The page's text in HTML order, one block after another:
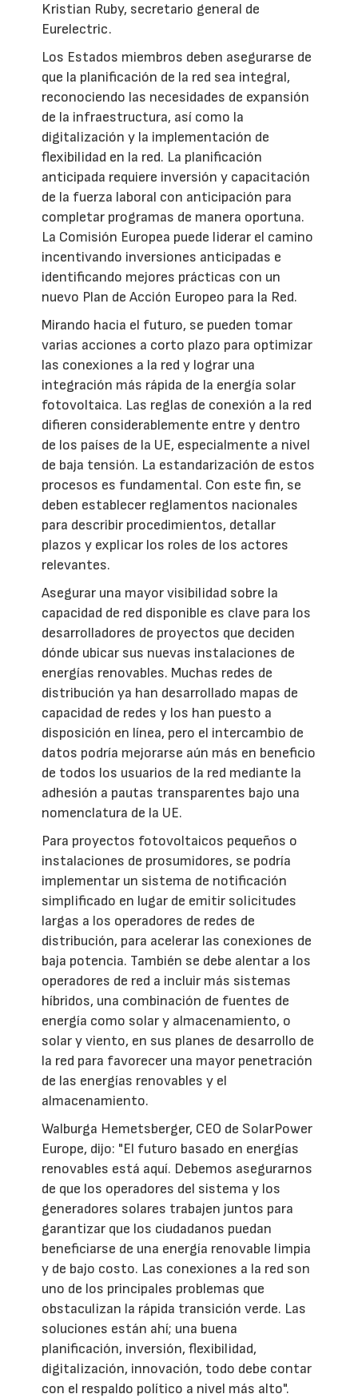
Kristian Ruby, secretario general de
Eurelectric.
Los Estados miembros deben asegurarse de
que la planificación de la red sea integral,
reconociendo las necesidades de expansión
de la infraestructura, así como la
digitalización y la implementación de
flexibilidad en la red. La planificación
anticipada requiere inversión y capacitación
de la fuerza laboral con anticipación para
completar programas de manera oportuna.
La Comisión Europea puede liderar el camino
incentivando inversiones anticipadas e
identificando mejores prácticas con un
nuevo Plan de Acción Europeo para la Red.
Mirando hacia el futuro, se pueden tomar
varias acciones a corto plazo para optimizar
las conexiones a la red y lograr una
integración más rápida de la energía solar
fotovoltaica. Las reglas de conexión a la red
difieren considerablemente entre y dentro
de los países de la UE, especialmente a nivel
de baja tensión. La estandarización de estos
procesos es fundamental. Con este fin, se
deben establecer reglamentos nacionales
para describir procedimientos, detallar
plazos y explicar los roles de los actores
relevantes.
Asegurar una mayor visibilidad sobre la
capacidad de red disponible es clave para los
desarrolladores de proyectos que deciden
dónde ubicar sus nuevas instalaciones de
energías renovables. Muchas redes de
distribución ya han desarrollado mapas de
capacidad de redes y los han puesto a
disposición en línea, pero el intercambio de
datos podría mejorarse aún más en beneficio
de todos los usuarios de la red mediante la
adhesión a pautas transparentes bajo una
nomenclatura de la UE.
Para proyectos fotovoltaicos pequeños o
instalaciones de prosumidores, se podría
implementar un sistema de notificación
simplificado en lugar de emitir solicitudes
largas a los operadores de redes de
distribución, para acelerar las conexiones de
baja potencia. También se debe alentar a los
operadores de red a incluir más sistemas
híbridos, una combinación de fuentes de
energía como solar y almacenamiento, o
solar y viento, en sus planes de desarrollo de
la red para favorecer una mayor penetración
de las energías renovables y el
almacenamiento.
Walburga Hemetsberger, CEO de SolarPower
Europe, dijo: "El futuro basado en energías
renovables está aquí. Debemos asegurarnos
de que los operadores del sistema y los
generadores solares trabajen juntos para
garantizar que los ciudadanos puedan
beneficiarse de una energía renovable limpia
y de bajo costo. Las conexiones a la red son
uno de los principales problemas que
obstaculizan la rápida transición verde. Las
soluciones están ahí; una buena
planificación, inversión, flexibilidad,
digitalización, innovación, todo debe contar
con el respaldo político a nivel más alto".